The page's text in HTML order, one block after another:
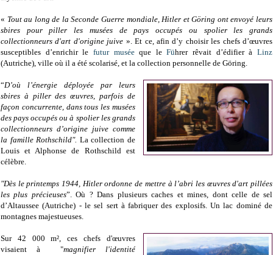
« Tout au long de la Seconde Guerre mondiale, Hitler et Göring ont envoyé leurs
sbires pour piller les musées de pays occupés ou spolier les grands
collectionneurs d'art d'origine juive ». Et ce, afin d’y choisir les chefs d’œuvres
susceptibles d’enrichir le futur muséeque leFührer rêvait d’édifier àLinz
(Autriche), ville où il a été scolarisé, et la collection personnelle de Göring.
“D’où l’énergie déployée par leurs
sbires à piller des œuvres, parfois de
façon concurrente, dans tous les musées
des pays occupés ou à spolier les grands
collectionneurs d’origine juive comme
la famille Rothschild". La collection de
Louis et Alphonse de Rothschild est
célèbre.
"Dès le printemps 1944, Hitler ordonne de mettre à l’abri les œuvres d'art pillées
les plus précieuses”. Où ? Dans plusieurs caches et mines, dont celle de sel
d’Altaussee (Autriche) - le sel sert à fabriquer des explosifs. Un lac dominé de
montagnes majestueuses.
Sur 42 000 m², ces chefs d'œuvres
visaient à "magnifier l'identité